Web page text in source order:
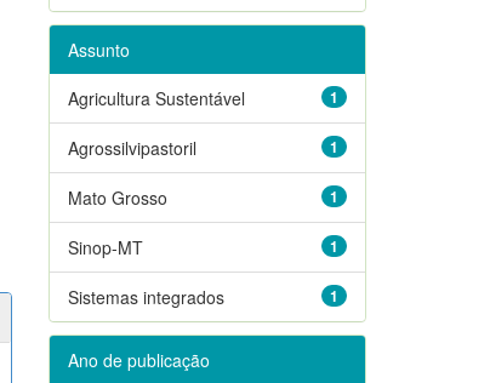
Assunto
1
Agricultura Sustentável
1
Agrossilvipastoril
1
Mato Grosso
1
Sinop-MT
1
Sistemas integrados
Ano de publicação